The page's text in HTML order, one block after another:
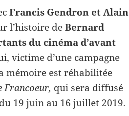
Francis Gendron et Alain
l’histoire deBernard
du cinéma d’avant
victime d’une campagne
mémoire est réhabilitée
Francoeur, qui sera diffusé
19 juin au 16 juillet 2019.